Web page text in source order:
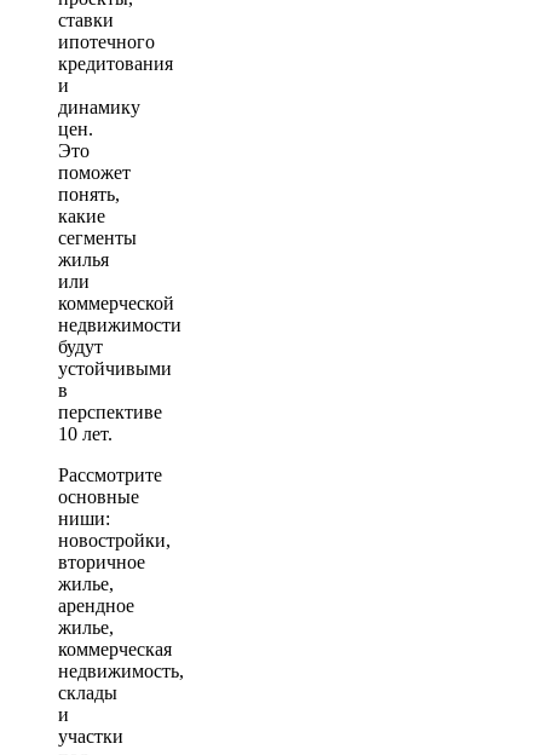
ставки
ипотечного
кредитования
и
динамику
цен.
Это
поможет
понять,
какие
сегменты
жилья
или
коммерческой
недвижимости
будут
устойчивыми
в
перспективе
10 лет.
Рассмотрите
основные
ниши:
новостройки,
вторичное
жилье,
арендное
жилье,
коммерческая
недвижимость,
склады
и
участки